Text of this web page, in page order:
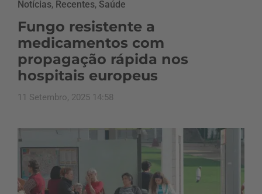
Notícias, Recentes, Saúde
Fungo resistente a
medicamentos com
propagação rápida nos
hospitais europeus
11 Setembro, 2025 14:58